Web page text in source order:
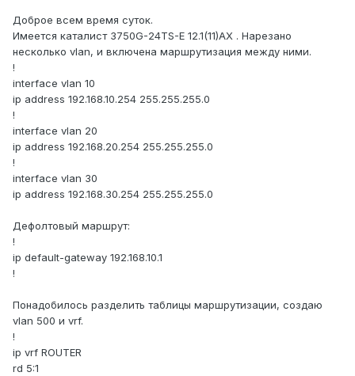
Доброе всем время суток.
Имеется каталист 3750G-24TS-E 12.1(11)AX . Нарезано
несколько vlan, и включена маршрутизация между ними.
!
interface vlan 10
ip address 192.168.10.254 255.255.255.0
!
interface vlan 20
ip address 192.168.20.254 255.255.255.0
!
interface vlan 30
ip address 192.168.30.254 255.255.255.0
Дефолтовый маршрут:
!
ip default-gateway 192.168.10.1
!
Понадобилось разделить таблицы маршрутизации, создаю
vlan 500 и vrf.
!
ip vrf ROUTER
rd 5:1